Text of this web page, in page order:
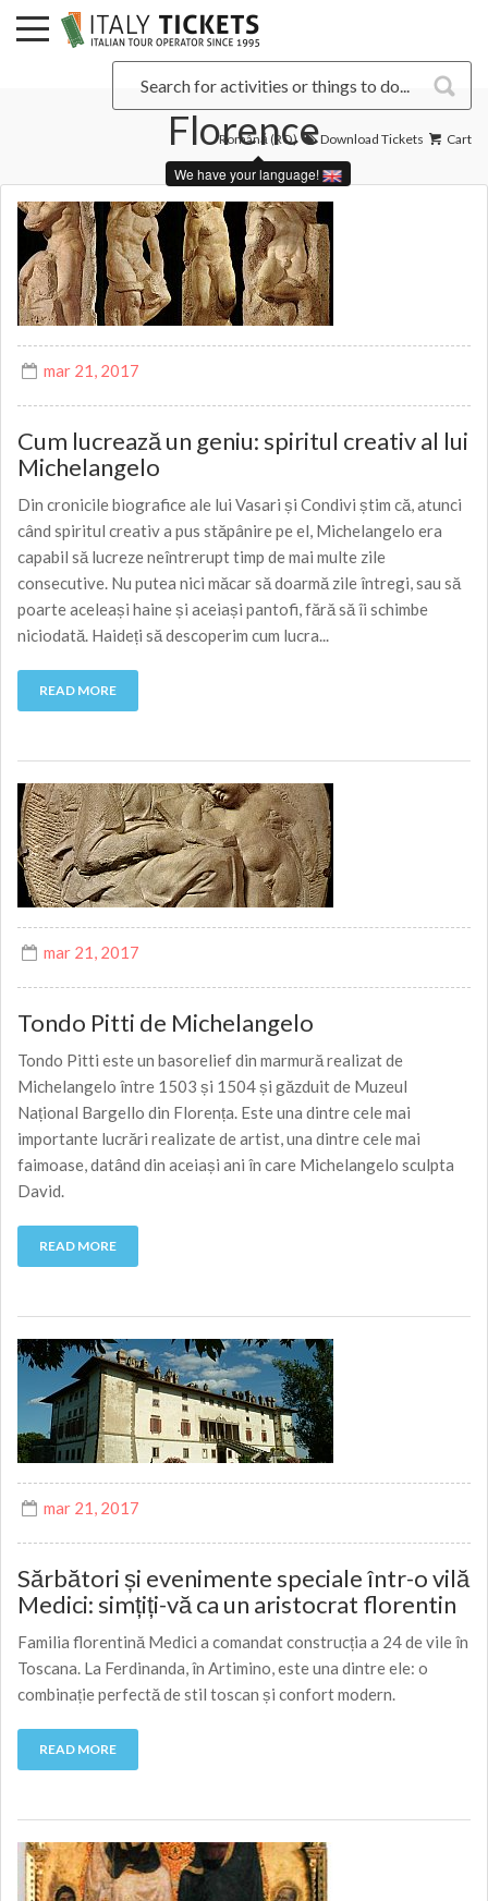
Română (RO)
We have your language!
Download Tickets Cart
Florence
mar 21, 2017
Cum lucrează un geniu: spiritul creativ al lui
Michelangelo
Din cronicile biografice ale lui Vasari și Condivi știm că, atunci
când spiritul creativ a pus stăpânire pe el, Michelangelo era
capabil să lucreze neîntrerupt timp de mai multe zile
consecutive. Nu putea nici măcar să doarmă zile întregi, sau să
poarte aceleași haine și aceiași pantofi, fără să îi schimbe
niciodată. Haideți să descoperim cum lucra...
READ MORE
mar 21, 2017
Tondo Pitti de Michelangelo
Tondo Pitti este un basorelief din marmură realizat de
Michelangelo între 1503 și 1504 și găzduit de Muzeul
Național Bargello din Florența. Este una dintre cele mai
importante lucrări realizate de artist, una dintre cele mai
faimoase, datând din aceiași ani în care Michelangelo sculpta
David.
READ MORE
mar 21, 2017
Sărbători și evenimente speciale într-o vilă
Medici: simțiți-vă ca un aristocrat florentin
Familia florentină Medici a comandat construcția a 24 de vile în
Toscana. La Ferdinanda, în Artimino, este una dintre ele: o
combinație perfectă de stil toscan și confort modern.
READ MORE